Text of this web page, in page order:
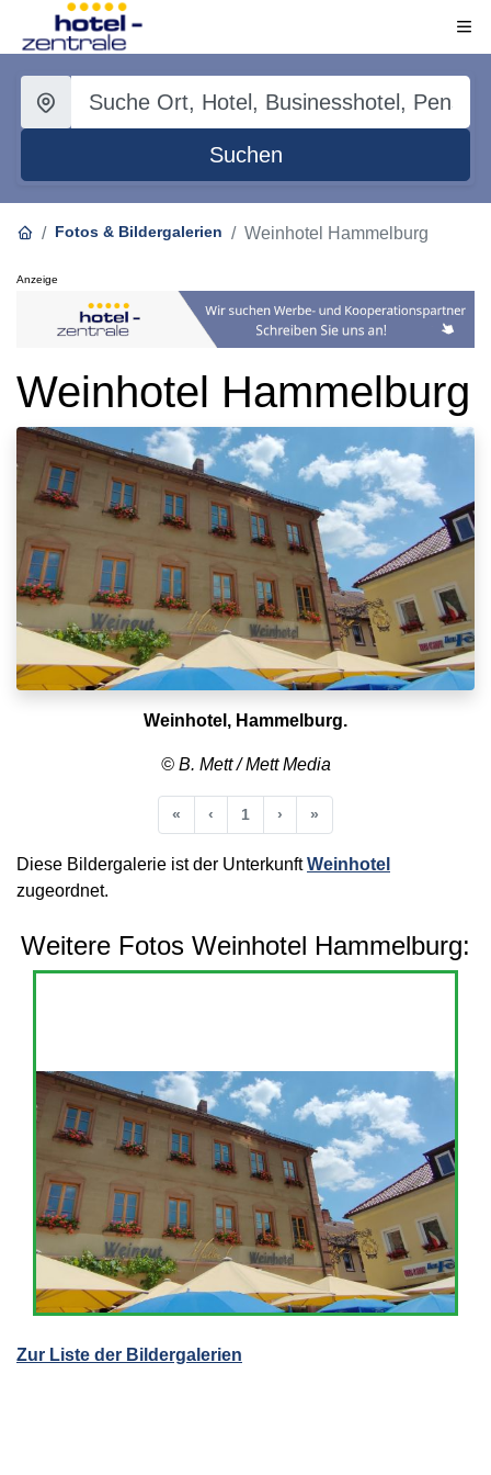
Suchen
Fotos & Bildergalerien Weinhotel Hammelburg
Anzeige
Weinhotel Hammelburg
Weinhotel, Hammelburg.
© B. Mett / Mett Media
« Anfang
‹ Vorherige
1 › Nächste
»
Diese Bildergalerie ist der UnterkunftWeinhotel
zugeordnet.
Weitere Fotos Weinhotel Hammelburg:
Zur Liste der Bildergalerien